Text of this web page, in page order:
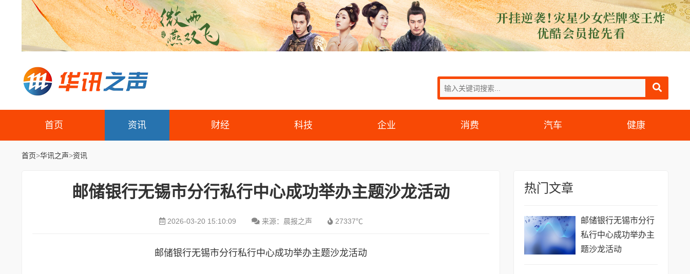
首页 资讯 财经 科技 企业 消费 汽车 健康
首页>华讯之声>资讯
邮储银行无锡市分行私行中心成功举办主题沙龙活动
2026-03-20 15:10:09 来源：晨报之声 27337℃
邮储银行无锡市分行私行中心成功举办主题沙龙活动
热门文章
邮储银行无锡市分行
私行中心成功举办主
题沙龙活动